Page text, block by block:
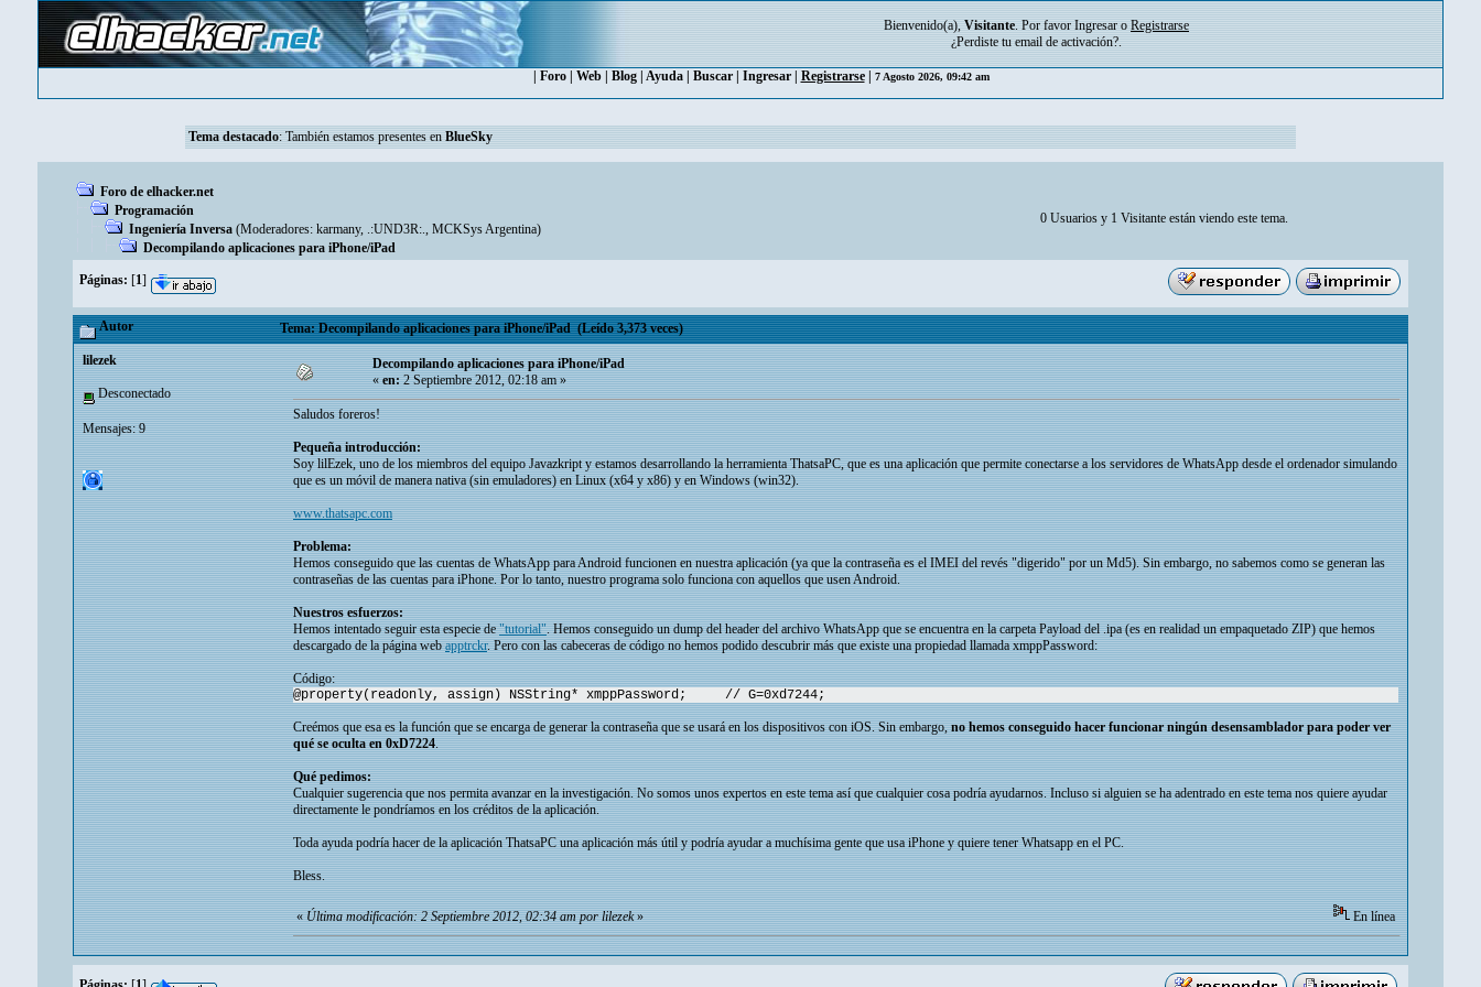
Bienvenido(a), Visitante. Por favor Ingresar o Registrarse
¿Perdiste tu email de activación?.
Foro| Web| Blog| Ayuda| Buscar| Ingresar| Registrarse| 7 Agosto 2026, 09:42 am
Tema destacado: También estamos presentes en BlueSky
Foro de elhacker.net
Programación
Ingeniería Inversa (Moderadores: karmany, .:UND3R:., MCKSys Argentina)
Decompilando aplicaciones para iPhone/iPad
0 Usuarios y 1 Visitante están viendo este tema.
Páginas: [1]
Autor Tema: Decompilando aplicaciones para iPhone/iPad (Leído 3,373 veces)
lilezek
Desconectado
Mensajes: 9
Decompilando aplicaciones para iPhone/iPad
«en:2 Septiembre 2012, 02:18 am »
Saludos foreros!
Pequeña introducción:
Soy lilEzek, uno de los miembros del equipo Javazkript y estamos desarrollando la herramienta ThatsaPC, que es una aplicación que permite conectarse a los servidores de WhatsApp desde el ordenador simulando
que es un móvil de manera nativa (sin emuladores) en Linux (x64 y x86) y en Windows (win32).
www.thatsapc.com
Problema:
Hemos conseguido que las cuentas de WhatsApp para Android funcionen en nuestra aplicación (ya que la contraseña es el IMEI del revés "digerido" por un Md5). Sin embargo, no sabemos como se generan las
contraseñas de las cuentas para iPhone. Por lo tanto, nuestro programa solo funciona con aquellos que usen Android.
Nuestros esfuerzos:
Hemos intentado seguir esta especie de"tutorial". Hemos conseguido un dump del header del archivo WhatsApp que se encuentra en la carpeta Payload del .ipa (es en realidad un empaquetado ZIP) que hemos
descargado de la página webapptrckr. Pero con las cabeceras de código no hemos podido descubrir más que existe una propiedad llamada xmppPassword:
Código:
@property(readonly, assign) NSString* xmppPassword;
// G=0xd7244;
Creémos que esa es la función que se encarga de generar la contraseña que se usará en los dispositivos con iOS. Sin embargo,no hemos conseguido hacer funcionar ningún desensamblador para poder ver
qué se oculta en 0xD7224.
Qué pedimos:
Cualquier sugerencia que nos permita avanzar en la investigación. No somos unos expertos en este tema así que cualquier cosa podría ayudarnos. Incluso si alguien se ha adentrado en este tema nos quiere ayudar
directamente le pondríamos en los créditos de la aplicación.
Toda ayuda podría hacer de la aplicación ThatsaPC una aplicación más útil y podría ayudar a muchísima gente que usa iPhone y quiere tener Whatsapp en el PC.
Bless.
«Última modificación: 2 Septiembre 2012, 02:34 am por lilezek» En línea